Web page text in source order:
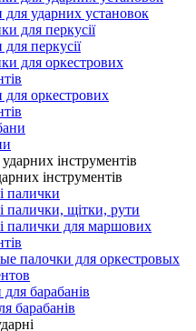
ударних установок
перкусії
оркестрових
інструментів
палички
палички, щітки, рути
палички для маршових
палочки для оркестровых
барабанів